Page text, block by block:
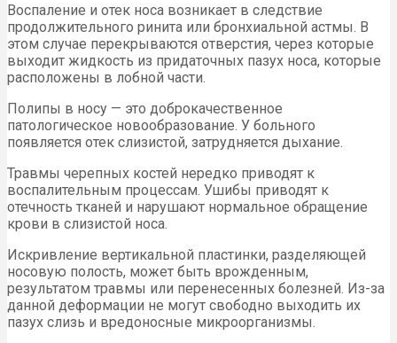
Воспаление и отек носа возникает в следствие
продолжительного ринита или бронхиальной астмы. В
этом случае перекрываются отверстия, через которые
выходит жидкость из придаточных пазух носа, которые
расположены в лобной части.
Полипы в носу — это доброкачественное
патологическое новообразование. У больного
появляется отек слизистой, затрудняется дыхание.
Травмы черепных костей нередко приводят к
воспалительным процессам. Ушибы приводят к
отечность тканей и нарушают нормальное обращение
крови в слизистой носа.
Искривление вертикальной пластинки, разделяющей
носовую полость, может быть врожденным,
результатом травмы или перенесенных болезней. Из-за
данной деформации не могут свободно выходить их
пазух слизь и вредоносные микроорганизмы.